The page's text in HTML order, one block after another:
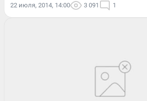
22 июля, 2014, 14:00 3 091 1